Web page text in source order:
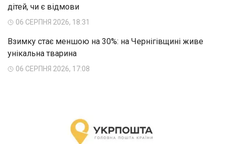
дітей, чи є відмови
06 СЕРПНЯ 2026, 18:31
Взимку стає меншою на 30%: на Чернігівщині живе
унікальна тварина
06 СЕРПНЯ 2026, 17:08